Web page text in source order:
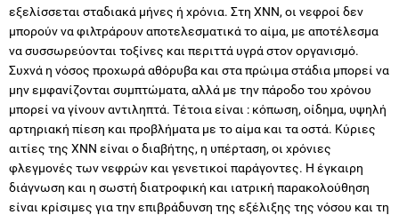
εξελίσσεται σταδιακά μήνες ή χρόνια. Στη ΧΝΝ, οι νεφροί δεν
μπορούν να φιλτράρουν αποτελεσματικά το αίμα, με αποτέλεσμα
να συσσωρεύονται τοξίνες και περιττά υγρά στον οργανισμό.
Συχνά η νόσος προχωρά αθόρυβα και στα πρώιμα στάδια μπορεί να
μην εμφανίζονται συμπτώματα, αλλά με την πάροδο του χρόνου
μπορεί να γίνουν αντιληπτά. Τέτοια είναι : κόπωση, οίδημα, υψηλή
αρτηριακή πίεση και προβλήματα με το αίμα και τα οστά. Κύριες
αιτίες της ΧΝΝ είναι ο διαβήτης, η υπέρταση, οι χρόνιες
φλεγμονές των νεφρών και γενετικοί παράγοντες. Η έγκαιρη
διάγνωση και η σωστή διατροφική και ιατρική παρακολούθηση
είναι κρίσιμες για την επιβράδυνση της εξέλιξης της νόσου και τη